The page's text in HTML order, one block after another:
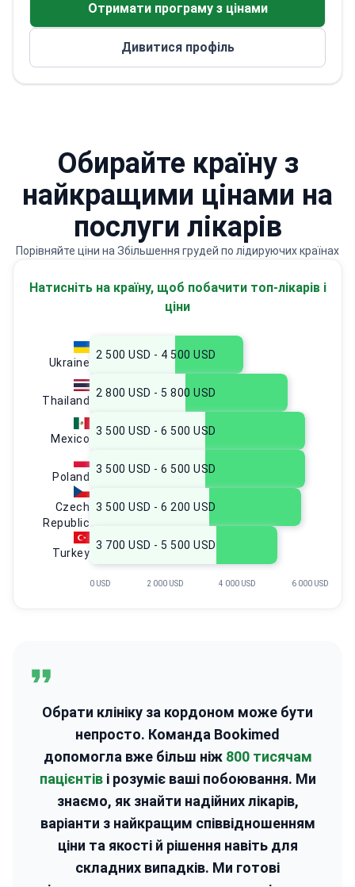
Обирайте країну з
найкращими цінами на
послуги лікарів
Порівняйте ціни на Збільшення грудей по лідируючих країнах
Натисніть на країну, щоб побачити топ-лікарів і
ціни
Ukraine
Thailand
Mexico
Poland
Czech
Republic
Turkey
2 500 USD - 4 500 USD
2 800 USD - 5 800 USD
3 500 USD - 6 500 USD
3 500 USD - 6 500 USD
3 500 USD - 6 200 USD
3 700 USD - 5 500 USD
0 USD 2 000 USD 4 000 USD 6 000 USD
Регулярно відвідує міжнародні конференції,
щоб бути в курсі новітніх методик
Отримати програму з цінами
Дивитися профіль
Обрати клініку за кордоном може бути
непросто. Команда Bookimed
допомогла вже більш ніж 800 тисячам
пацієнтіві розуміє ваші побоювання. Ми
знаємо, як знайти надійних лікарів,
варіанти з найкращим співвідношенням
ціни та якості й рішення навіть для
складних випадків. Ми готові